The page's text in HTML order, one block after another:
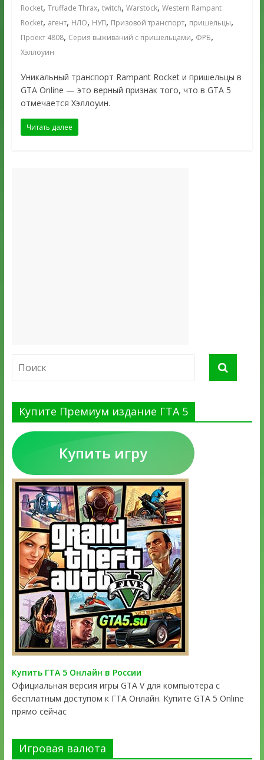
Rocket, Truffade Thrax, twitch, Warstock, Western Rampant
Rocket, агент, НЛО, НУП, Призовой транспорт, пришельцы,
Проект 4808, Серия выживаний с пришельцами, ФРБ,
Хэллоуин
Уникальный транспорт Rampant Rocket и пришельцы в
GTA Online — это верный признак того, что в GTA 5
отмечается Хэллоуин.
Читать далее
Купите Премиум издание ГТА 5
Купить игру
Купить ГТА 5 Онлайн в России
Официальная версия игры GTA V для компьютера с
бесплатным доступом к ГТА Онлайн. Купите GTA 5 Online
прямо сейчас
Игровая валюта